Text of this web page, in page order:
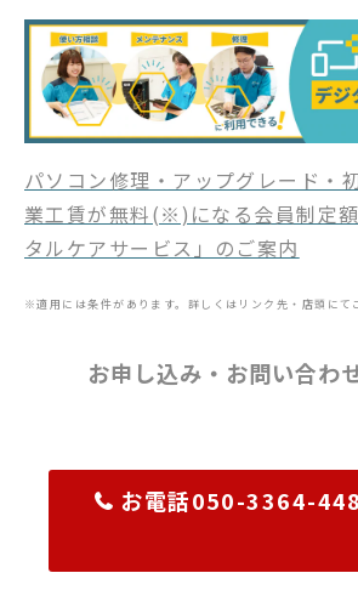
パソコン修理・アップグレード・
業工賃が無料(※)になる会員制定
タルケアサービス」のご案内
※適用には条件があります。詳しくはリンク先・店頭にて
お申し込み・お問い合わ
お電話050-